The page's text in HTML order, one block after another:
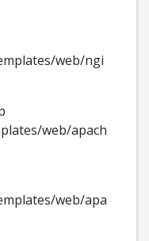
web/ngi
web/apach
web/apa